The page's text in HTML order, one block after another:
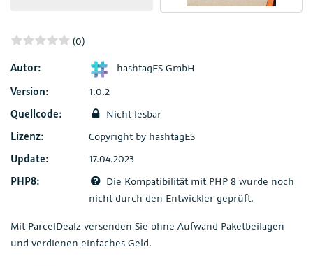
(0)
Autor:
hashtagES GmbH
Version:
1.0.2
Quellcode:
Nicht lesbar
Lizenz:
Copyright by hashtagES
Update:
17.04.2023
PHP8:
Die Kompatibilität mit PHP 8 wurde noch
nicht durch den Entwickler geprüft.
Mit ParcelDealz versenden Sie ohne Aufwand Paketbeilagen
und verdienen einfaches Geld.